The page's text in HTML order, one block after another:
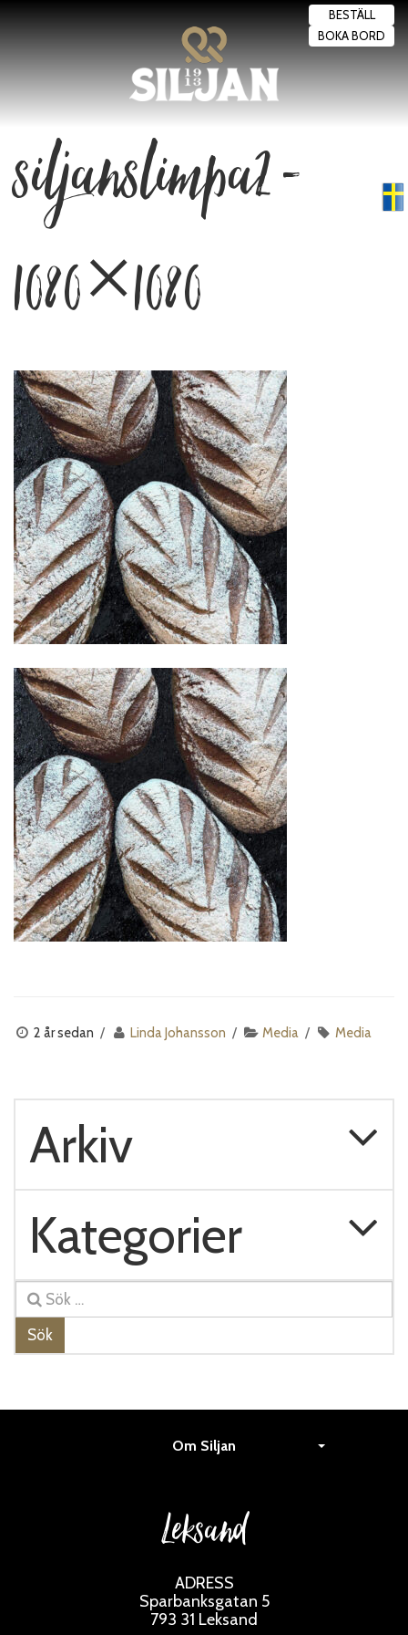
BESTÄLL
BOKA BORD
siljanslimpa2-
1080×1080
2 år sedan Linda Johansson Media Media
Arkiv
Kategorier
Sök
Om Siljan
Leksand
ADRESS
Sparbanksgatan 5
793 31 Leksand
Swedish